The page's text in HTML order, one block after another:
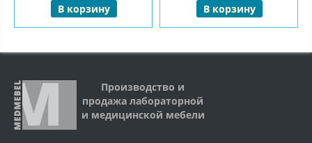
В корзину В корзину
Производство и
продажа лабораторной
и медицинской мебели